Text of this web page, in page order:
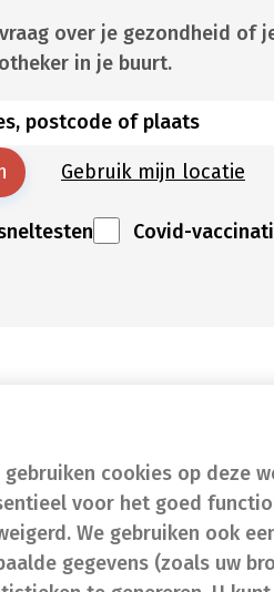
gebruiken cookies op deze
voor het goed
We gebruiken ook
gegevens (zoals uw
over je gezondheid of
in je buurt.
Gebruik mijn locatie
Covid-